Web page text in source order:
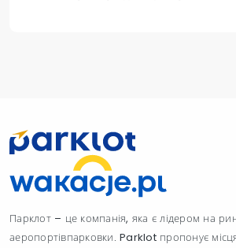
Парклот – це компанія, яка є лідером на
аеропортівпарковки. Parklot пропонує